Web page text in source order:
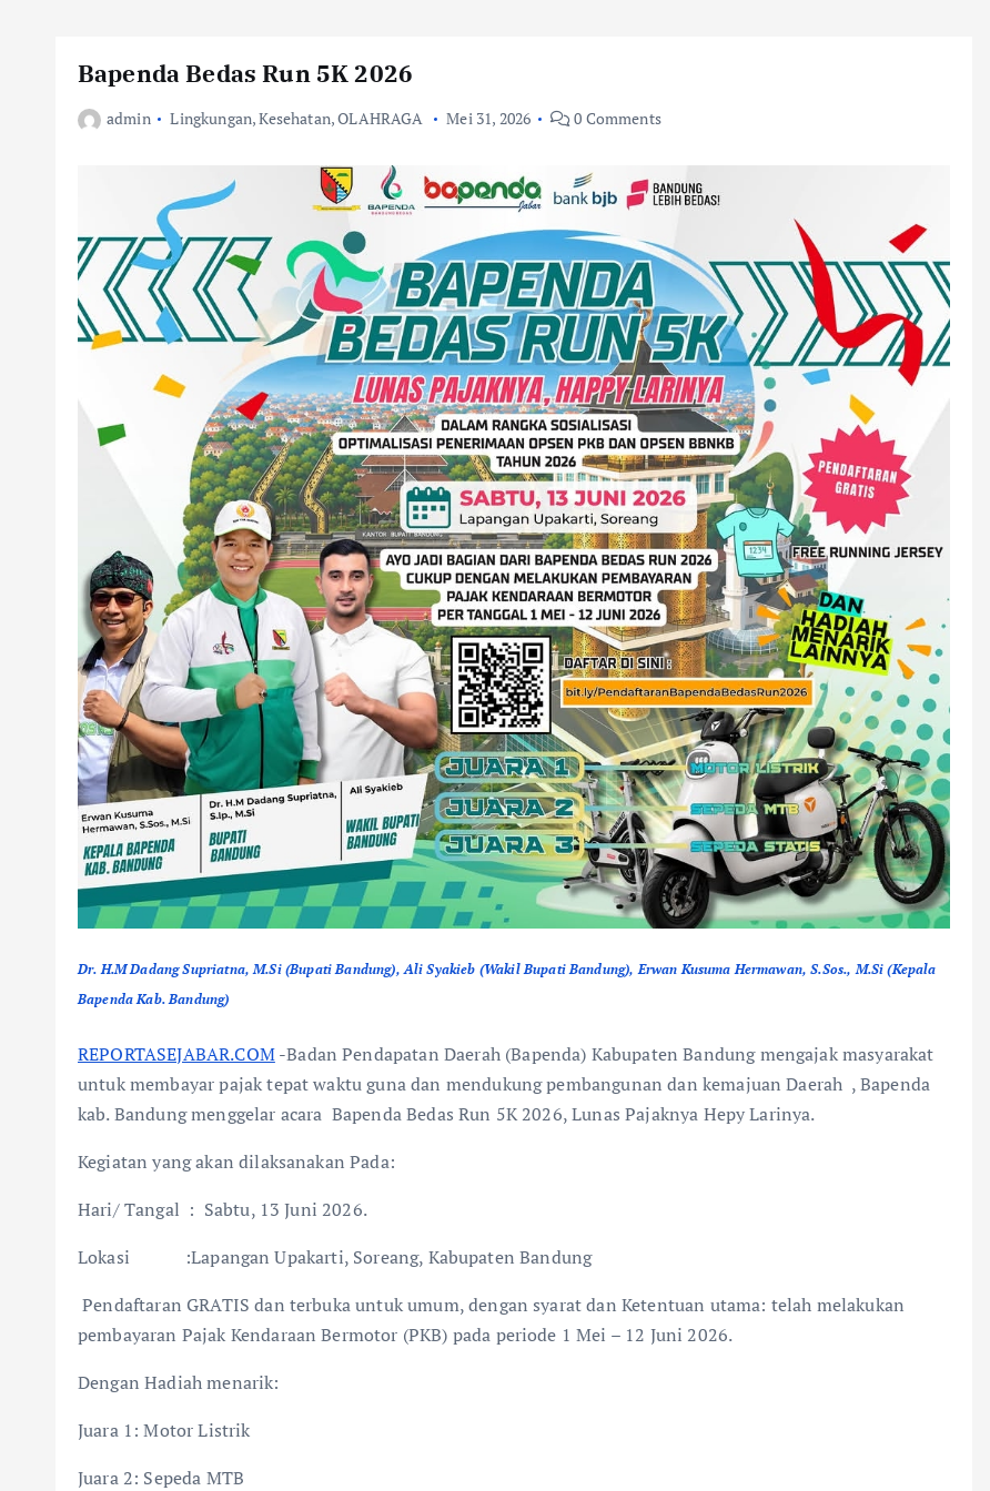
Bapenda Bedas Run 5K 2026
admin Lingkungan,Kesehatan,OLAHRAGA Mei 31, 2026 0 Comments
Dr. H.M Dadang Supriatna, M.Si (Bupati Bandung), Ali Syakieb (Wakil Bupati Bandung), Erwan Kusuma Hermawan, S.Sos., M.Si (Kepala
Bapenda Kab. Bandung)
REPORTASEJABAR.COM-Badan Pendapatan Daerah (Bapenda) Kabupaten Bandung mengajak masyarakat
untuk membayar pajak tepat waktu guna dan mendukung pembangunan dan kemajuan Daerah , Bapenda
kab. Bandung menggelar acara Bapenda Bedas Run 5K 2026, Lunas Pajaknya Hepy Larinya.
Kegiatan yang akan dilaksanakan Pada:
Hari/ Tangal : Sabtu, 13 Juni 2026.
Lokasi :Lapangan Upakarti, Soreang, Kabupaten Bandung
Pendaftaran GRATIS dan terbuka untuk umum, dengan syarat dan Ketentuan utama: telah melakukan
pembayaran Pajak Kendaraan Bermotor (PKB) pada periode 1 Mei – 12 Juni 2026.
Dengan Hadiah menarik:
Juara 1: Motor Listrik
Juara 2: Sepeda MTB